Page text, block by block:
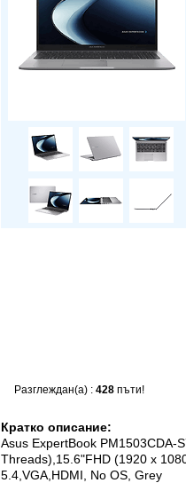
Разглеждан(а) : 428 пъти!
Кратко описание:
Asus ExpertBook PM1503CDA-
Threads),15.6"FHD (1920 x
5.4,VGA,HDMI, No OS, Grey